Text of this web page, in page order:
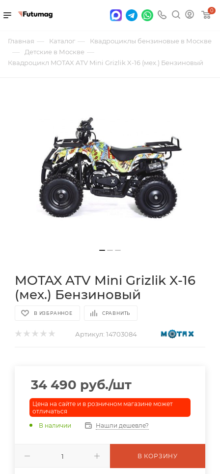
0
Главная — Каталог — Квадроциклы бензиновые в Москве
— Детские в Москве —
Квадроцикл MOTAX ATV Mini Grizlik X-16 (мех.) Бензиновый
MOTAX ATV Mini Grizlik X-16
(мех.) Бензиновый
В ИЗБРАННОЕ СРАВНИТЬ
Артикул: 14703084
34 490 руб./шт
Цена на сайте и в розничном магазине может
отличаться
В наличии
Нашли дешевле?
В КОРЗИНУ